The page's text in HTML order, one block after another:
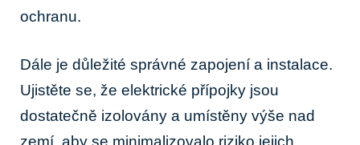
ochranu.
Dále je důležité správné zapojení a⁣ instalace.
Ujistěte se, že elektrické přípojky jsou
dostatečně izolovány a umístěny⁢ výše nad
zemí, aby se minimalizovalo riziko jejich‌